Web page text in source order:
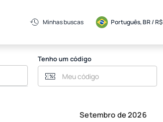
Minhas buscas Português, BR / R$
Tenho um código
Setembro de 2026